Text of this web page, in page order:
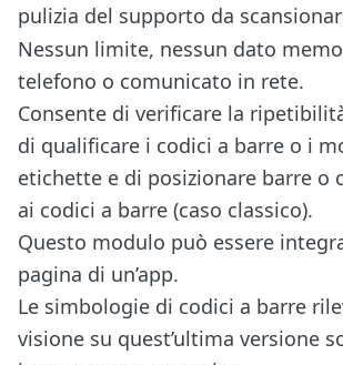
pulizia del supporto da
Nessun limite, nessun dato
telefono o comunicato in rete.
Consente di verificare la
di qualificare i codici a barre o i
etichette e di posizionare barre o
ai codici a barre (caso classico).
Questo modulo può essere
pagina di un’app.
Le simbologie di codici a barre
visione su quest’ultima versione